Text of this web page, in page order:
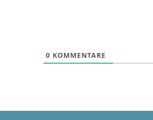
0 KOMMENTARE